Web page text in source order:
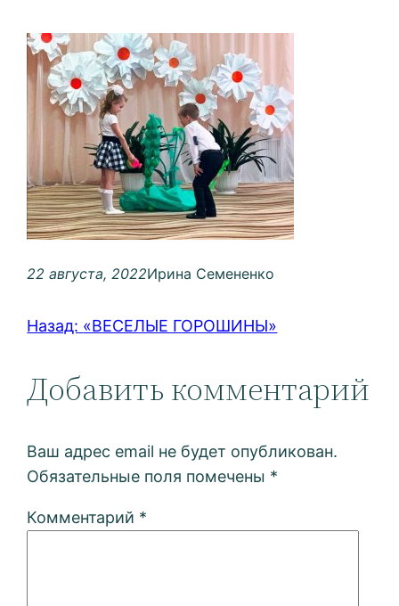
22 августа, 2022Ирина Семененко
Назад: «ВЕСЕЛЫЕ ГОРОШИНЫ»
Добавить комментарий
Ваш адрес email не будет опубликован.
Обязательные поля помечены *
Комментарий *